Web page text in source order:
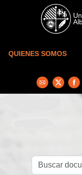
Skip to main content
QUIENES SOMOS